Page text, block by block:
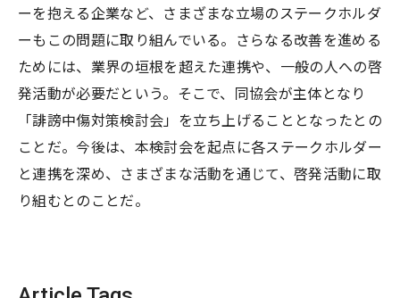
ーを抱える企業など、さまざまな立場のステークホルダ
ーもこの問題に取り組んでいる。さらなる改善を進める
ためには、業界の垣根を超えた連携や、一般の人への啓
発活動が必要だという。そこで、同協会が主体となり
「誹謗中傷対策検討会」を立ち上げることとなったとの
ことだ。今後は、本検討会を起点に各ステークホルダー
と連携を深め、さまざまな活動を通じて、啓発活動に取
り組むとのことだ。